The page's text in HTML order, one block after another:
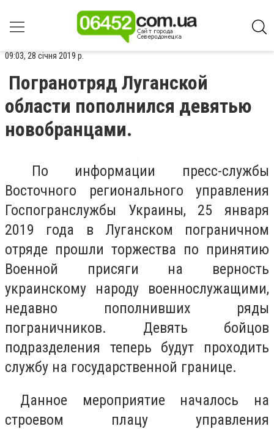
09:03, 28 січня 2019 р.
Погранотряд Луганской
области пополнился девятью
новобранцами.
По информации пресс-службы
Восточного регионального управления
Госпогранслужбы Украины, 25 января
2019 года в Луганском пограничном
отряде прошли торжества по принятию
Военной присяги на верность
украинскому народу военнослужащими,
недавно пополнивших ряды
пограничников. Девять бойцов
подразделения теперь будут проходить
службу на государственной границе.
Данное мероприятие началось на
строевом плацу управления